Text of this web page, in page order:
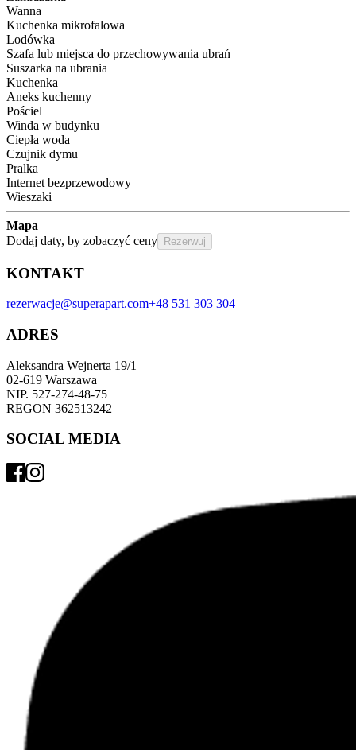
Wanna
Kuchenka mikrofalowa
Lodówka
Szafa lub miejsca do przechowywania ubrań
Suszarka na ubrania
Kuchenka
Aneks kuchenny
Pościel
Winda w budynku
Ciepła woda
Czujnik dymu
Pralka
Internet bezprzewodowy
Wieszaki
Mapa
Dodaj daty, by zobaczyć ceny
Rezerwuj
KONTAKT
rezerwacje@superapart.com+48 531 303 304
ADRES
Aleksandra Wejnerta 19/1
02-619 Warszawa
NIP. 527-274-48-75
REGON 362513242
SOCIAL MEDIA